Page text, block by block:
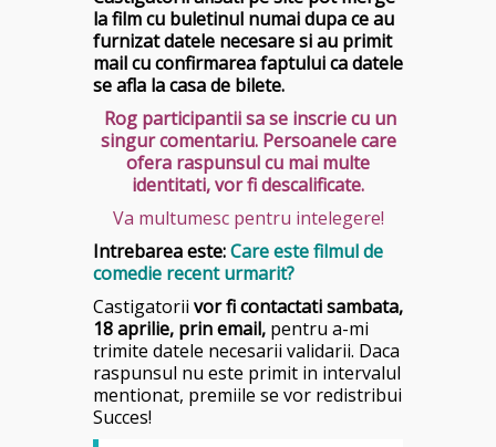
la film cu buletinul numai dupa ce au
furnizat datele necesare si au primit
mail cu confirmarea faptului ca datele
se afla la casa de bilete.
Rog participantii sa se inscrie cu un
singur comentariu. Persoanele care
ofera raspunsul cu mai multe
identitati, vor fi descalificate.
Va multumesc pentru intelegere!
Intrebarea este:Care este filmul de
comedie recent urmarit?
Castigatorii vor fi contactati sambata,
18 aprilie, prin email, pentru a-mi
trimite datele necesarii validarii. Daca
raspunsul nu este primit in intervalul
mentionat, premiile se vor redistribui
Succes!